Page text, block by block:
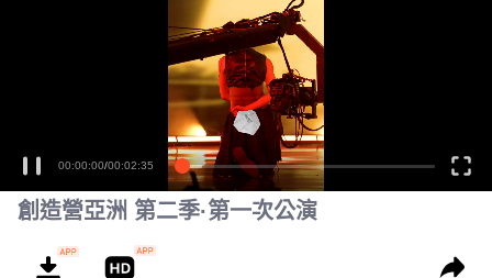
享受流暢高清劇集
00:00:00/00:02:35
創造營亞洲 第二季·第一次公演